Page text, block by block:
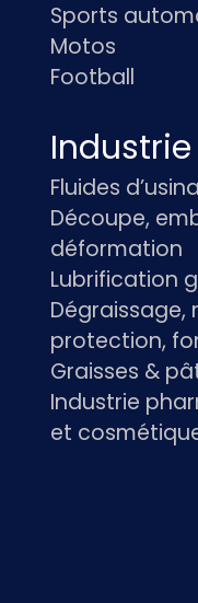
Sports
Motos
Football
Industrie
Fluides
Découpe,
déformation
Lubrification
Dégraissage,
protection,
Graisses &
Industrie
et